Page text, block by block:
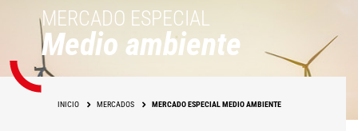
MERCADO ESPECIAL
Medio ambiente
INICIO MERCADOS MERCADO ESPECIAL MEDIO AMBIENTE